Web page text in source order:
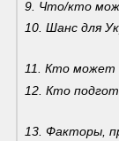
9. Что/кто
10. Шанс для
11. Кто может
12. Кто
13. Факторы,